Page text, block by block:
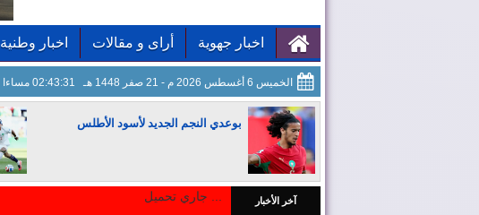
اخبار جهوية أراى و مقالات اخبار وطنية
الخميس 6 أغسطس 2026 م - 21 صفر 1448 هـ 02:43:32 مساءا
بوعدي النجم الجديد لأسود الأطلس
المغرب يجذب كبار المستثمرين آخر الأخبار